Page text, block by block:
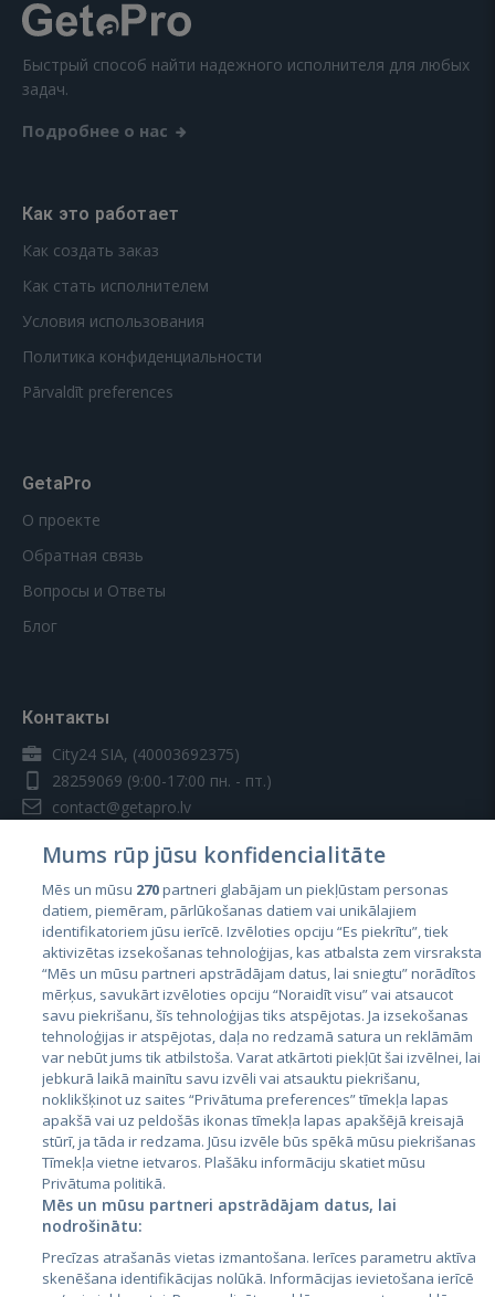
Быстрый способ найти надежного исполнителя для любых
задач.
Подробнее о нас
Как это работает
Как создать заказ
Как стать исполнителем
Условия использования
Политика конфиденциальности
Pārvaldīt preferences
GetaPro
О проекте
Обратная связь
Вопросы и Ответы
Блог
Контакты
City24 SIA, (40003692375)
28259069 (9:00-17:00 пн. - пт.)
contact@getapro.lv
Страны
Эстония
Латвия
Литва
City24.lv
City24.ee
CVbankas.lt
Kainos.lt
Mums rūp jūsu konfidencialitāte
Mēs un mūsu 270partneri glabājam un piekļūstam personas
datiem, piemēram, pārlūkošanas datiem vai unikālajiem
identifikatoriem jūsu ierīcē. Izvēloties opciju “Es piekrītu”, tiek
aktivizētas izsekošanas tehnoloģijas, kas atbalsta zem virsraksta
“Mēs un mūsu partneri apstrādājam datus, lai sniegtu” norādītos
mērķus, savukārt izvēloties opciju “Noraidīt visu” vai atsaucot
savu piekrišanu, šīs tehnoloģijas tiks atspējotas. Ja izsekošanas
tehnoloģijas ir atspējotas, daļa no redzamā satura un reklāmām
var nebūt jums tik atbilstoša. Varat atkārtoti piekļūt šai izvēlnei, lai
jebkurā laikā mainītu savu izvēli vai atsauktu piekrišanu,
noklikšķinot uz saites “Privātuma preferences” tīmekļa lapas
apakšā vai uz peldošās ikonas tīmekļa lapas apakšējā kreisajā
stūrī, ja tāda ir redzama. Jūsu izvēle būs spēkā mūsu piekrišanas
Tīmekļa vietne ietvaros. Plašāku informāciju skatiet mūsu
Privātuma politikā.
Mēs un mūsu partneri apstrādājam datus, lai
nodrošinātu:
Precīzas atrašanās vietas izmantošana. Ierīces parametru aktīva
skenēšana identifikācijas nolūkā. Informācijas ievietošana ierīcē